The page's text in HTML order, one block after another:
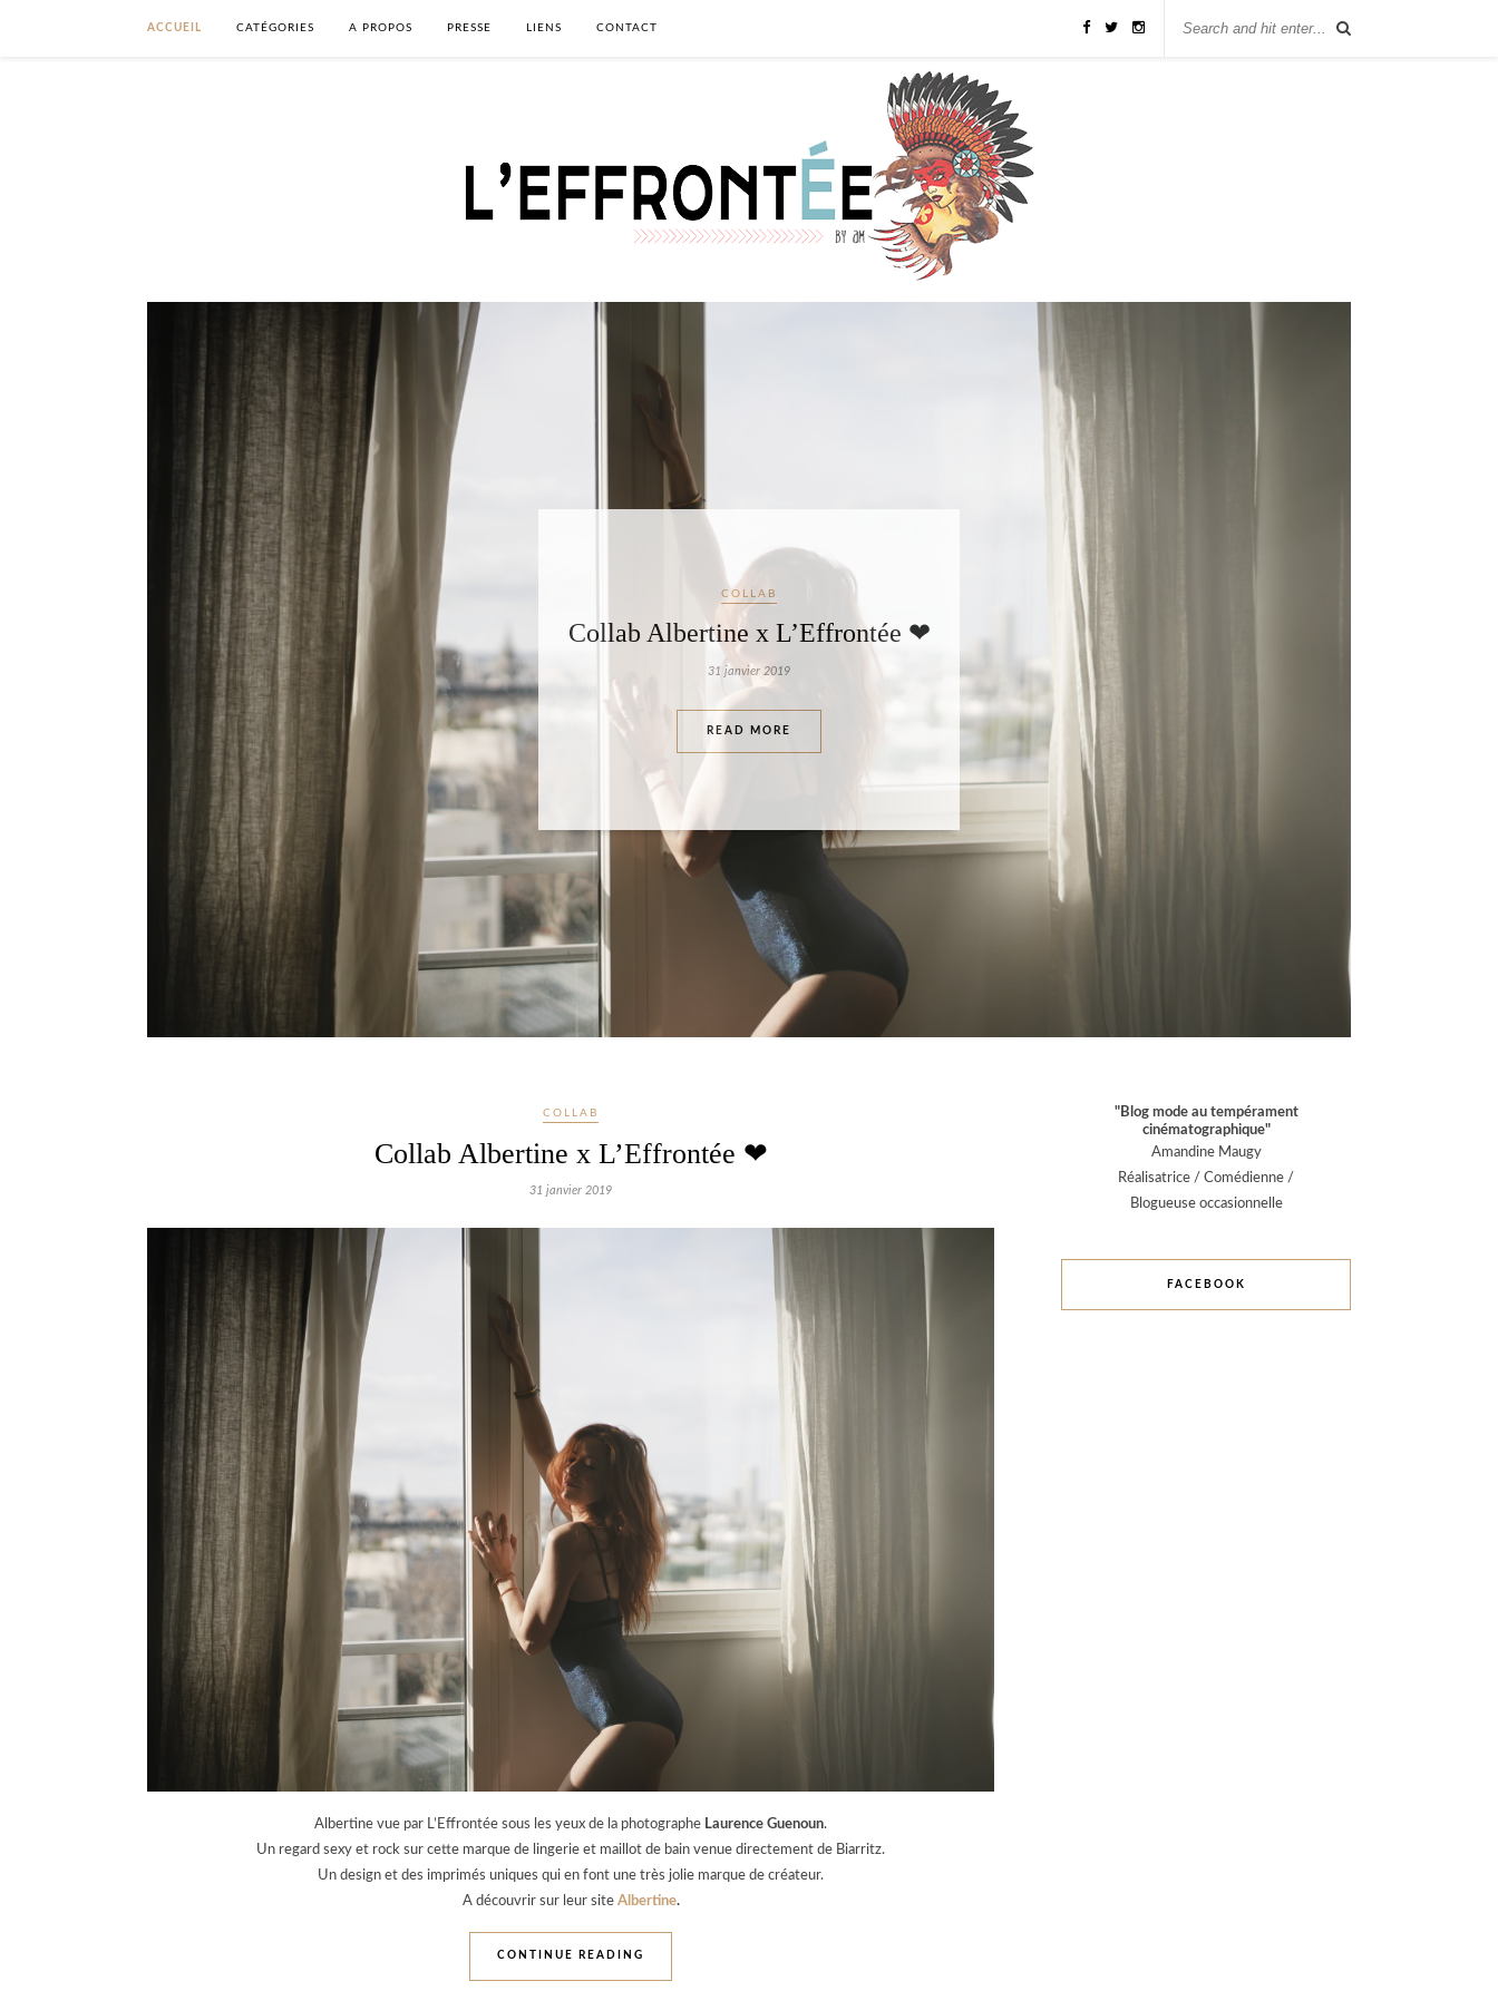
ACCUEIL CATÉGORIES A PROPOS PRESSE LIENS CONTACT
FUN LOOK
Pas de printemps pour MARNIE
11 mai 2018
READ MORE
COLLAB
Collab Albertine x L’Effrontée ❤
31 janvier 2019
Albertine vue par L’Effrontée sous les yeux de la photographe Laurence Guenoun.
Un regard sexy et rock sur cette marque de lingerie et maillot de bain venue directement de Biarritz.
Un design et des imprimés uniques qui en font une très jolie marque de créateur.
A découvrir sur leur site Albertine.
CONTINUE READING
"Blog mode au tempérament
cinématographique"
Amandine Maugy
Réalisatrice / Comédienne /
Blogueuse occasionnelle
FACEBOOK